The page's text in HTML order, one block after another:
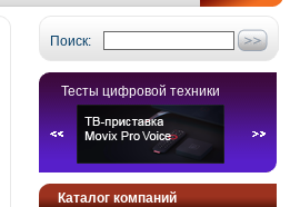
Поиск:
Тесты цифровой техники
Каталог компаний